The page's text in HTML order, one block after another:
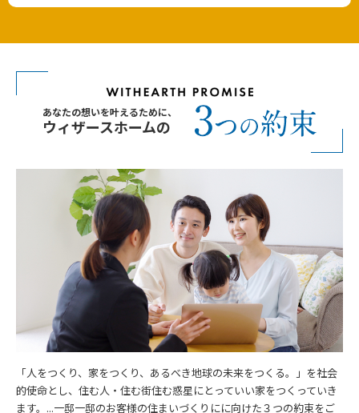
あなたの想いを叶えるために、
ウィザースホームの
「人をつくり、家をつくり、あるべき地球の未来をつくる。」を社会
的使命とし、住む人・住む街住む惑星にとっていい家をつくっていき
ます。...一邸一邸のお客様の住まいづくりにに向けた３つの約束をご